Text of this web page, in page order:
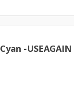
Brother TN-325 - Toner Remanufacturé Cyan -USEAGAIN